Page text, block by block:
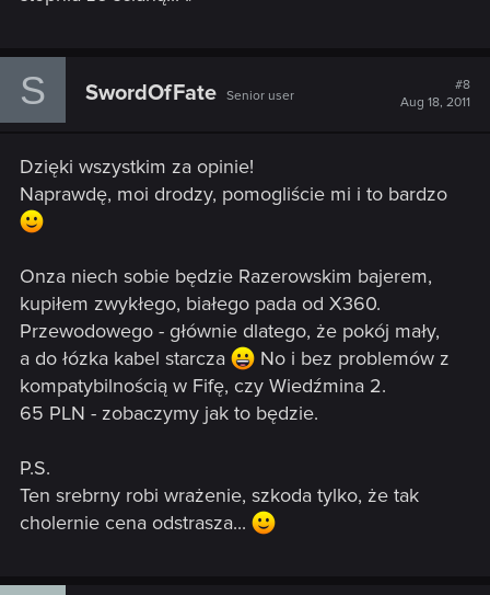
S SwordOfFate Senior user
#8
Aug 18, 2011
Dzięki wszystkim za opinie!
Naprawdę, moi drodzy, pomogliście mi i to bardzo
Onza niech sobie będzie Razerowskim bajerem,
kupiłem zwykłego, białego pada od X360.
Przewodowego - głównie dlatego, że pokój mały,
a do łózka kabel starcza
No i bez problemów z
kompatybilnością w Fifę, czy Wiedźmina 2.
65 PLN - zobaczymy jak to będzie.
P.S.
Ten srebrny robi wrażenie, szkoda tylko, że tak
cholernie cena odstrasza...